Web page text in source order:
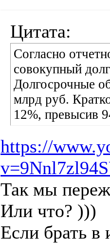
Цитата:
Согласно
совокупный
Долгосрочные
млрд руб.
12%, превысив
https://
Так мы
Или что? )))
Если брать в